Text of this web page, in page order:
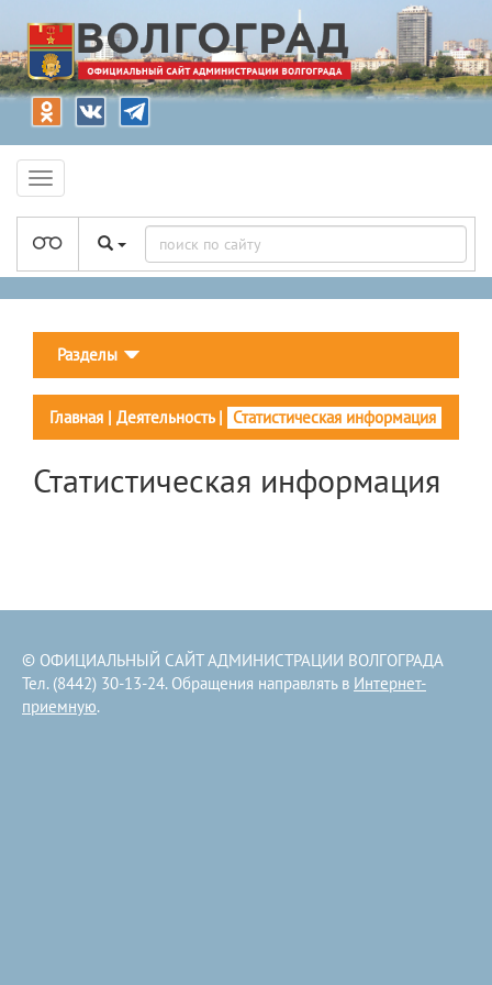
Разделы
Главная | Деятельность| Статистическая информация
Статистическая информация
© ОФИЦИАЛЬНЫЙ САЙТ АДМИНИСТРАЦИИ ВОЛГОГРАДА
Тел. (8442) 30-13-24. Обращения направлять в Интернет-
приемную.